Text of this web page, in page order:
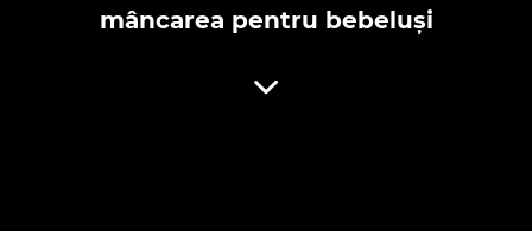
mâncarea pentru bebeluși